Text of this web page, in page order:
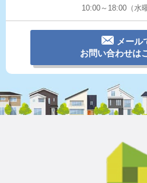
10:00～18:00（水
メール
お問い合わせは